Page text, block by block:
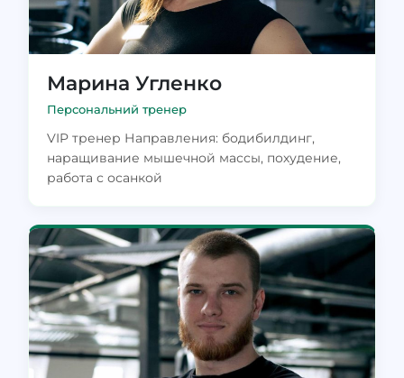
Марина Угленко
Персональний тренер
VIP тренер Направления: бодибилдинг,
наращивание мышечной массы, похудение,
работа с осанкой